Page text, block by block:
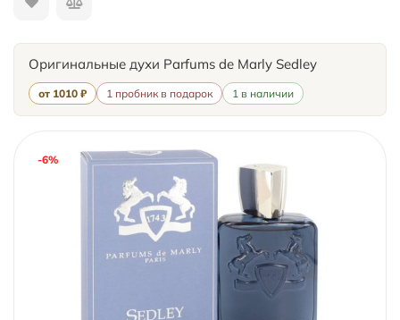
Оригинальные духи Parfums de Marly Sedley
от 1010 ₽ 1 пробник в подарок 1 в наличии
-6%